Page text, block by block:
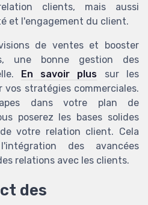
clients, mais aussi
et l'engagement du client.
de ventes et booster
une bonne gestion des
En savoir plus sur les
vos stratégies commerciales.
dans votre plan de
poserez les bases solides
votre relation client. Cela
des avancées
relations avec les clients.
des